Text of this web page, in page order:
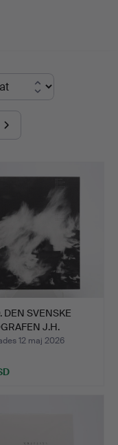
DEN SVENSKE
J.H.
12 maj 2026